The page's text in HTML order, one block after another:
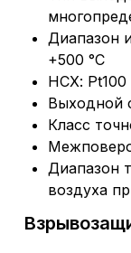
Диапазон
+500 °С
НСХ: Pt100
Выходной
Класс
Диапазон
воздуха